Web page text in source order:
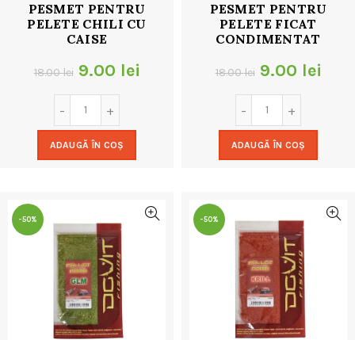
PESMET PENTRU
PELETE CHILI CU
CAISE
18.00lei Prețul
inițial
a
fost:
9.00 lei
ADAUGĂ ÎN COȘ
PESMET PENTRU
PELETE FICAT
CONDIMENTAT
18.00lei Prețul
inițial
a
fost:
9.00 lei
ADAUGĂ ÎN COȘ
-50% -50%